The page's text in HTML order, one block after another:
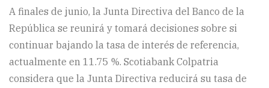
A finales de junio, la Junta Directiva del Banco de la
República se reunirá y tomará decisiones sobre si
continuar bajando la tasa de interés de referencia,
actualmente en 11.75 %. Scotiabank Colpatria
considera que la Junta Directiva reducirá su tasa de